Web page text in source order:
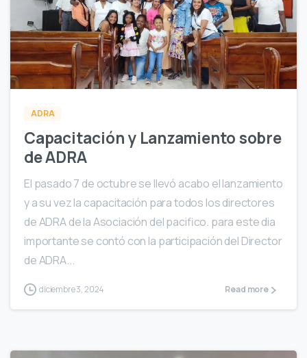
0
ADRA
Capacitación y Lanzamiento sobre
de ADRA
El pasado 7 de octubre se llevó acabo el lanzamiento
y a su vez la capacitación para todos los directores
de ADRA de la Asociación del pacifico. para este dia
importante se contó con la participación del Director
de ADRA...
diciembre 3, 2024 Read more